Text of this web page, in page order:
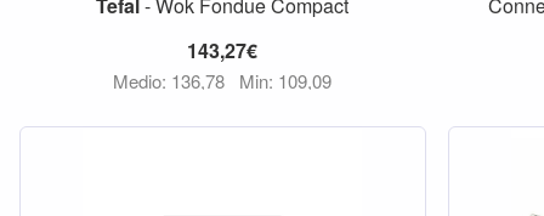
143,27€
Medio: 136,78 Min: 109,09